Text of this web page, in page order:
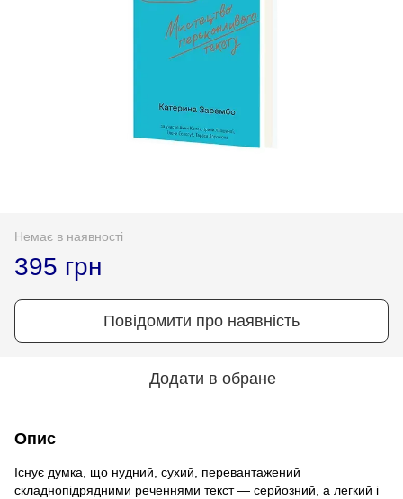
Немає в наявності
395 грн
Повідомити про наявність
Додати в обране
Опис
Існує думка, що нудний, сухий, перевантажений
складнопідрядними реченнями текст — серйозний, а легкий і